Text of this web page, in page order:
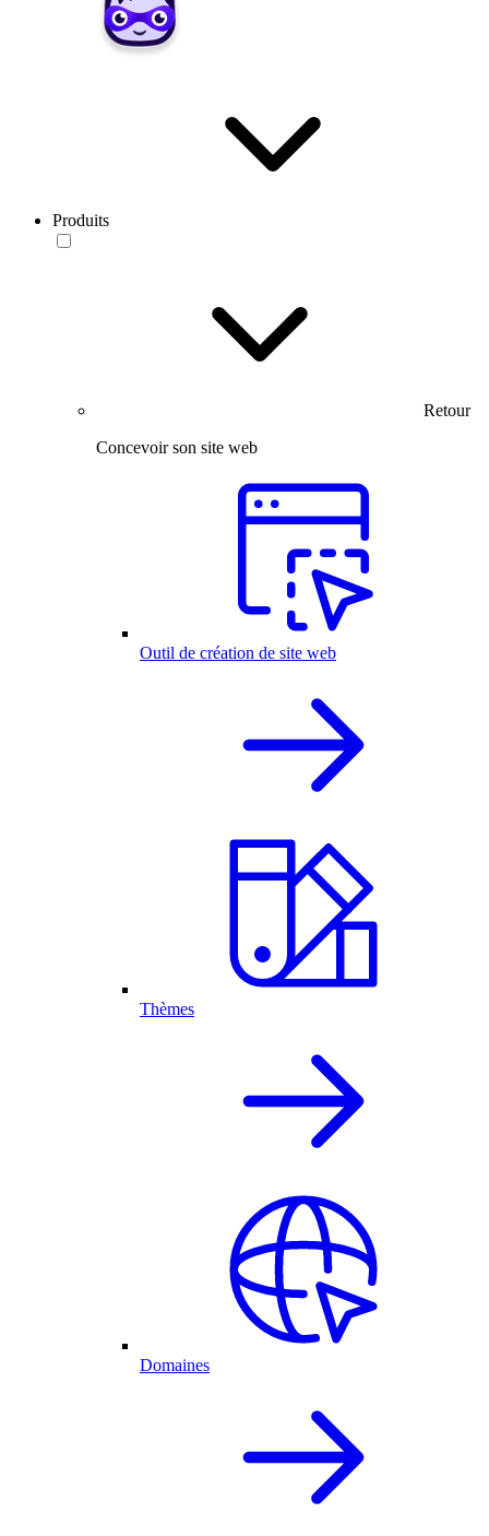
Produits
Retour
Concevoir son site web
Outil de création de site web
Thèmes
Domaines